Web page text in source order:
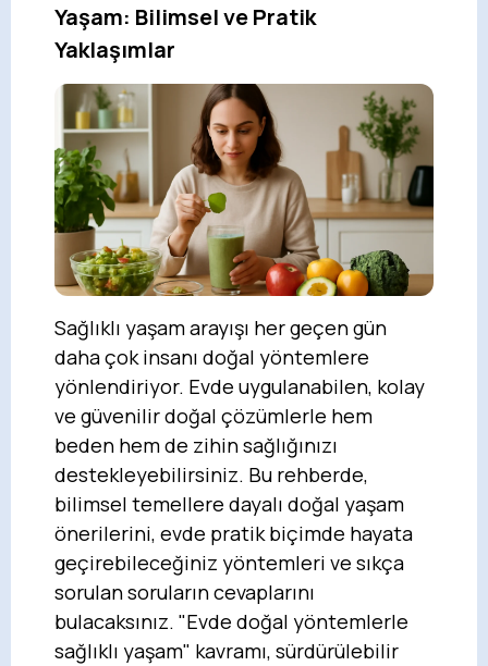
Yaşam: Bilimsel ve Pratik
Yaklaşımlar
Sağlıklı yaşam arayışı her geçen gün
daha çok insanı doğal yöntemlere
yönlendiriyor. Evde uygulanabilen, kolay
ve güvenilir doğal çözümlerle hem
beden hem de zihin sağlığınızı
destekleyebilirsiniz. Bu rehberde,
bilimsel temellere dayalı doğal yaşam
önerilerini, evde pratik biçimde hayata
geçirebileceğiniz yöntemleri ve sıkça
sorulan soruların cevaplarını
bulacaksınız. "Evde doğal yöntemlerle
sağlıklı yaşam" kavramı, sürdürülebilir